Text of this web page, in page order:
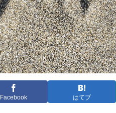
Facebook はてブ